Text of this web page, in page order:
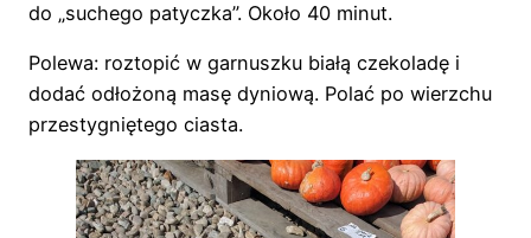
do „suchego patyczka”. Około 40 minut.
Polewa: roztopić w garnuszku białą czekoladę i
dodać odłożoną masę dyniową. Polać po wierzchu
przestygniętego ciasta.